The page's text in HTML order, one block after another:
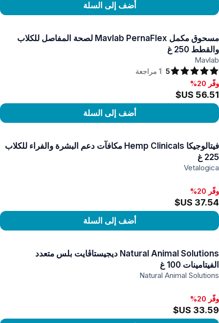
أضف إلى السلة
مسحوق مكمل Mavlab PernaFlex لصحة المفاصل للكلاب
والقطط 250 غ
Mavlab
5
1 مراجعة
وفّر 20%, ‏56.51 US$
وفّر 20%
أضف إلى السلة
فيتالوجيكا Hemp Clinicals مكافآت دعم البشرة والفراء للكلاب
225 غ
Vetalogica
وفّر 20%
أضف إلى السلة
Natural Animal Solutions ديجيستاڤايت بلس متعدد
الفيتامينات 100 غ
Natural Animal Solutions
وفّر 20%